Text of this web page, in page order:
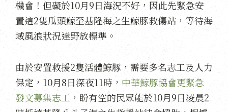
機會！但礙於10月9日海況不好，因此先緊急安
置這2隻瓜頭鯨至基隆海之生鯨豚救傷站，等待海
域風浪狀況達野放標準。
由於安置救援2隻活體鯨豚，需要多名志工及人力
保定，10月8日深夜11時， 中華鯨豚協會更緊急
發文募集志工 ，盼有空的民眾能於10月9日凌晨2